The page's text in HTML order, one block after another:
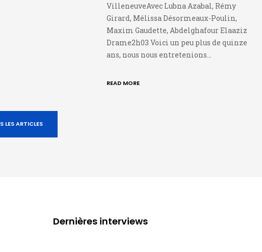
VilleneuveAvec Lubna Azabal, Rémy
Girard, Mélissa Désormeaux-Poulin,
Maxim Gaudette, Abdelghafour Elaaziz
Drame2h03 Voici un peu plus de quinze
ans, nous nous entretenions…
READ MORE
LES ARTICLES
Dernières interviews